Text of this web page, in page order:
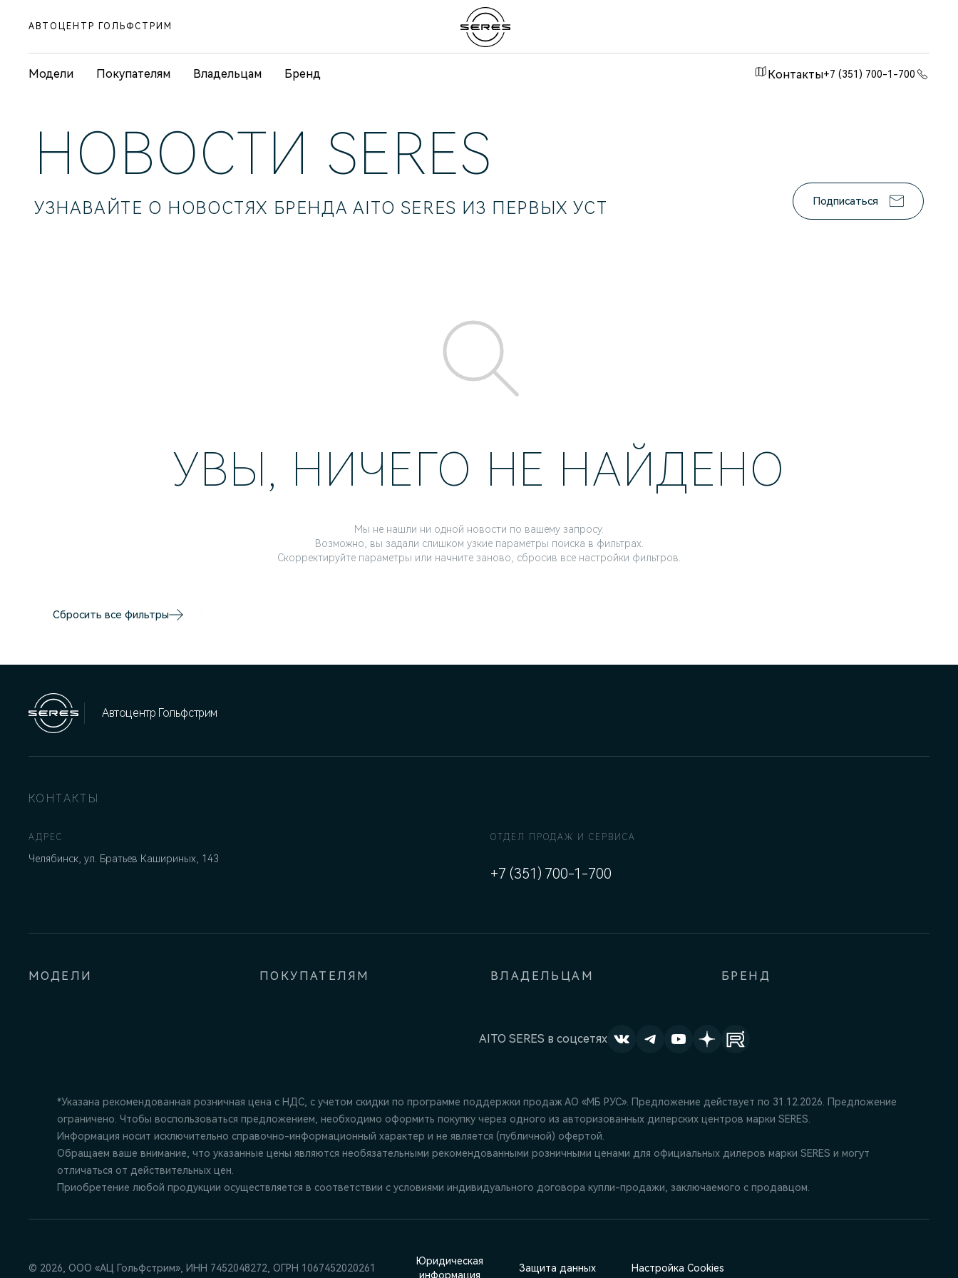
АВТОЦЕНТР ГОЛЬФСТРИМ
Модели Покупателям Владельцам Бренд Контакты+7 (351) 700-1-700
УВЫ, НИЧЕГО НЕ НАЙДЕНО
Мы не нашли ни одной новости по вашему запросу.
Возможно, вы задали слишком узкие параметры поиска в фильтрах.
Скорректируйте параметры или начните заново, сбросив все настройки фильтров.
Сбросить все фильтры
НОВОСТИ SERES
УЗНАВАЙТЕ О НОВОСТЯХ БРЕНДА AITO SERES ИЗ ПЕРВЫХ УСТ Подписаться
AITO SERES в соцсетях
Автоцентр Гольфстрим
КОНТАКТЫ
АДРЕС
Челябинск, ул. Братьев Кашириных, 143
ОТДЕЛ ПРОДАЖ И СЕРВИСА
+7 (351) 700-1-700
МОДЕЛИ ПОКУПАТЕЛЯМ ВЛАДЕЛЬЦАМ БРЕНД
*Указана рекомендованная розничная цена c НДС, с учетом скидки по программе поддержки продаж АО «МБ РУС». Предложение действует по 31.12.2026. Предложение
ограничено. Чтобы воспользоваться предложением, необходимо оформить покупку через одного из авторизованных дилерских центров марки SERES.
Информация носит исключительно справочно-информационный характер и не является (публичной) офертой.
Обращаем ваше внимание, что указанные цены являются необязательными рекомендованными розничными ценами для официальных дилеров марки SERES и могут
отличаться от действительных цен.
Приобретение любой продукции осуществляется в соответствии с условиями индивидуального договора купли-продажи, заключаемого с продавцом.
© 2026, ООО «АЦ Гольфстрим», ИНН 7452048272, ОГРН 1067452020261
Юридическая
информация
Защита данных Настройка Cookies